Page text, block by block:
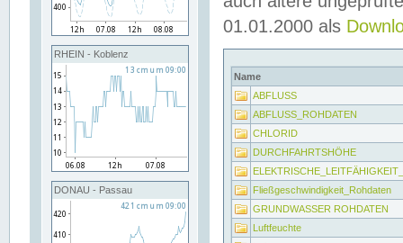
RHEIN - Koblenz
DONAU - Passau
01.01.2000 als
Name
ABFLUSS
ABFLUSS_ROHDATEN
CHLORID
DURCHFAHRTSHÖHE
Fließgeschwindigkeit_Rohdaten
GRUNDWASSER ROHDATEN
Luftfeuchte